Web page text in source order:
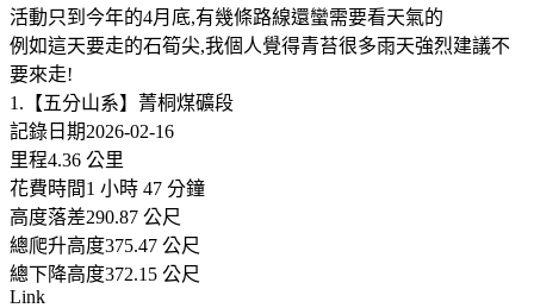
活動只到今年的4月底,有幾條路線還蠻需要看天氣的
例如這天要走的石筍尖,我個人覺得青苔很多雨天強烈建議不
要來走!
1.【五分山系】菁桐煤礦段
記錄日期2026-02-16
里程4.36 公里
花費時間1 小時 47 分鐘
高度落差290.87 公尺
總爬升高度375.47 公尺
總下降高度372.15 公尺
Link